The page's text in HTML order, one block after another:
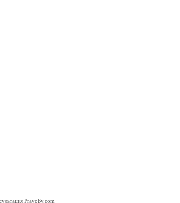
PravoBy.com